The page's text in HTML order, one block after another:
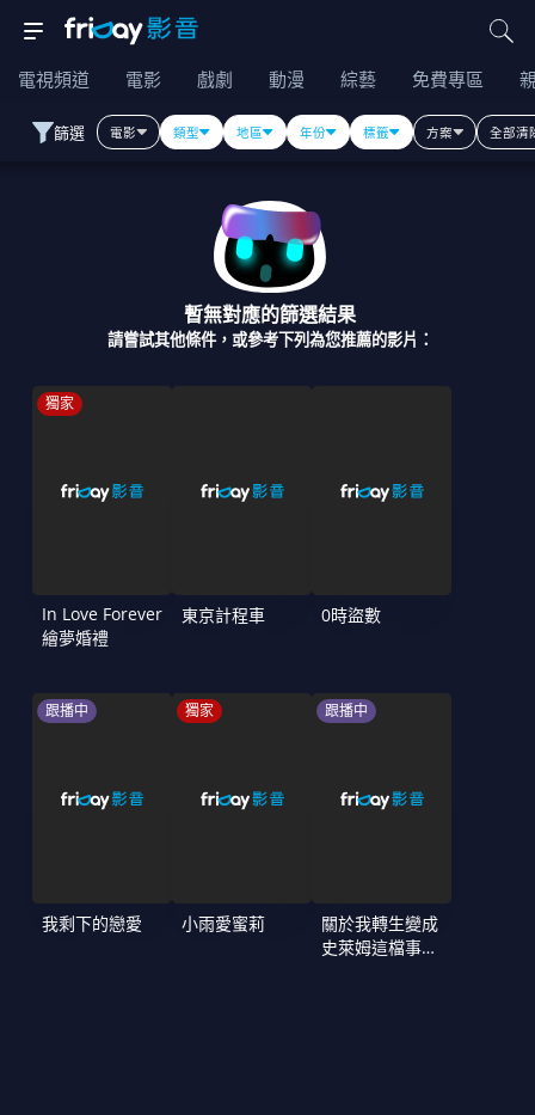
電視頻道 電影 戲劇 動漫 綜藝 免費專區
篩選 電影 類型 地區 年份 標籤 方案 全部清
暫無對應的篩選結果
請嘗試其他條件，或參考下列為您推薦的影片：
獨家
In Love Forever
繪夢婚禮
東京計程車 0時盜數
跟播中
我剩下的戀愛
獨家
小雨愛蜜莉
跟播中
關於我轉生變成
史萊姆這檔事